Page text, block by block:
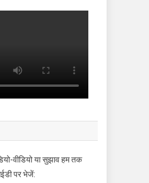
वीडियो या सुझाव हम तक
पर भेजें: